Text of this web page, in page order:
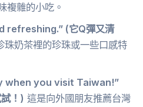
複雜的小吃。
refreshing.” (它Q彈又清
珠奶茶裡的珍珠或一些口感特
when you visit Taiwan!”
！) 這是向外國朋友推薦台灣